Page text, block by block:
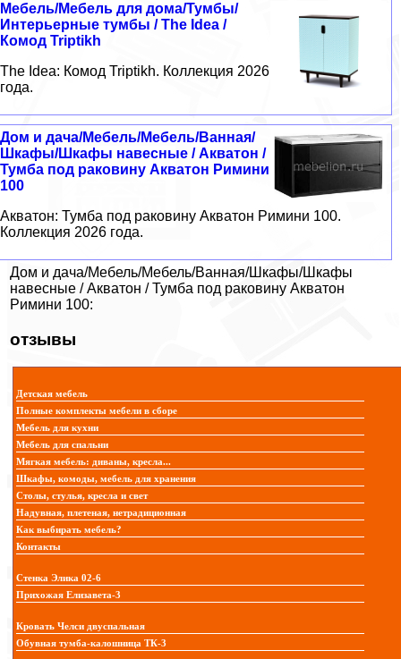
Мебель/Мебель для дома/Тумбы/
Интерьерные тумбы / The Idea /
Комод Triptikh
The Idea: Комод Triptikh. Коллекция 2026
года.
Дом и дача/Мебель/Мебель/Ванная/
Шкафы/Шкафы навесные / Акватон /
Тумба под раковину Акватон Римини
100
Акватон: Тумба под раковину Акватон Римини 100.
Коллекция 2026 года.
Дом и дача/Мебель/Мебель/Ванная/Шкафы/Шкафы
навесные / Акватон / Тумба под раковину Акватон
Римини 100:
отзывы
Детская мебель
Полные комплекты мебели в сборе
Мебель для кухни
Мебель для спальни
Мягкая мебель: диваны, кресла...
Шкафы, комоды, мебель для хранения
Столы, стулья, кресла и свет
Надувная, плетеная, нетрадиционная
Как выбирать мебель?
Контакты
Стенка Элика 02-6
Прихожая Елизавета-3
Кровать Челси двуспальная
Обувная тумба-калошница ТК-3